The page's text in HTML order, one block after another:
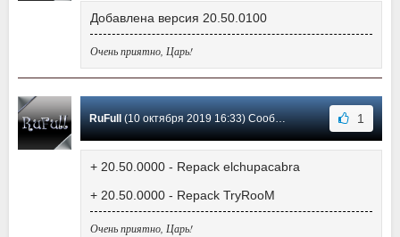
Добавлена версия 20.50.0100
Очень приятно, Царь!
RuFull(10 октября 2019 16:33) Сообщение #551 1
+ 20.50.0000 - Repack elchupacabra
+ 20.50.0000 - Repack TryRooM
Очень приятно, Царь!